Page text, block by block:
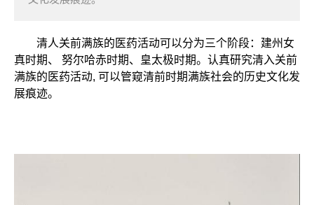
清人关前满族的医药活动可以分为三个阶段：建州女
真时期、 努尔哈赤时期、皇太极时期。认真研究清入关前
满族的医药活动, 可以管窥清前时期满族社会的历史文化发
展痕迹。